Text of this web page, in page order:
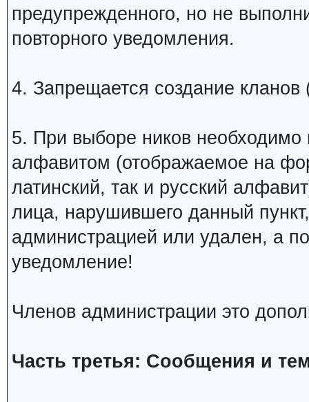
предупрежденного, но не
повторного уведомления.
4. Запрещается создание
5. При выборе ников необходимо
алфавитом (отображаемое на
латинский, так и русский
лица, нарушившего данный
администрацией или удален, а
уведомление!
Членов администрации это
Часть третья: Сообщения и